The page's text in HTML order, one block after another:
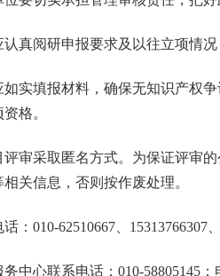
认真阅研申报要求及以往立项情
如实填报材料，确保无知识产权
格。
评审采取匿名方式。为保证评审
关信息，否则按作废处理。
：010-62510667、15313766307
中心联系电话：010-58805145；